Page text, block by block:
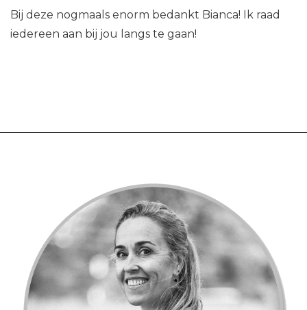
Bij deze nogmaals enorm bedankt Bianca! Ik raad
iedereen aan bij jou langs te gaan!